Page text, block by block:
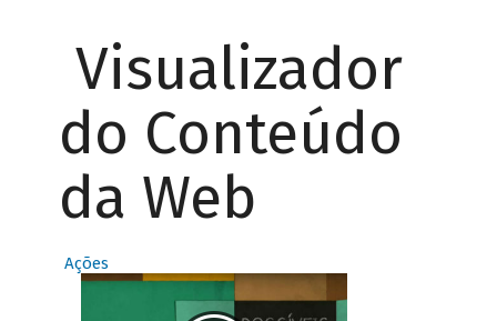
Visualizador
do Conteúdo
da Web
Ações